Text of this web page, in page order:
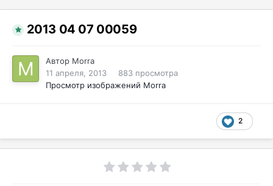
2013 04 07 00059
Автор Morra
11 апреля, 2013
883 просмотра
Просмотр изображений Morra
2